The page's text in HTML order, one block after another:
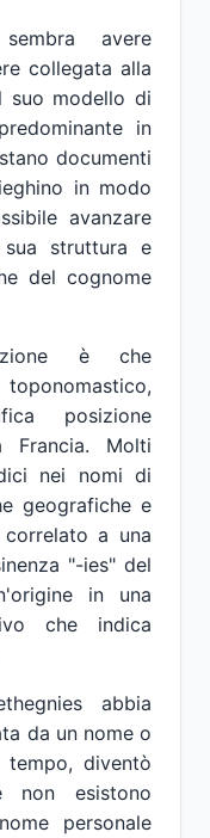
avere
collegata alla
suo modello di
in
documenti
in modo
avanzare
struttura e
del cognome
è che
posizione
Francia. Molti
nei nomi di
geografiche e
correlato a una
"-ies" del
in una
che indica
abbia
da un nome o
diventò
non esistono
personale